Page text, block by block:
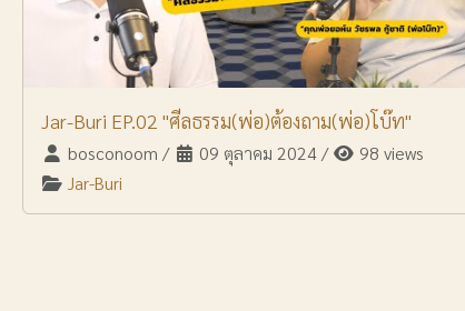
Jar-Buri EP.02 "ศีลธรรม(พ่อ)ต้องถาม(พ่อ)โบ๊ท"
bosconoom / 09 ตุลาคม 2024/
98 views
Jar-Buri